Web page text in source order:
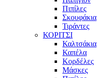
Πιπίλες
Σκουφάκια
Τιράντες
ΚΟΡΙΤΣΙ
Καλτσάκια
Καπέλα
Κορδέλες
Μάσκες